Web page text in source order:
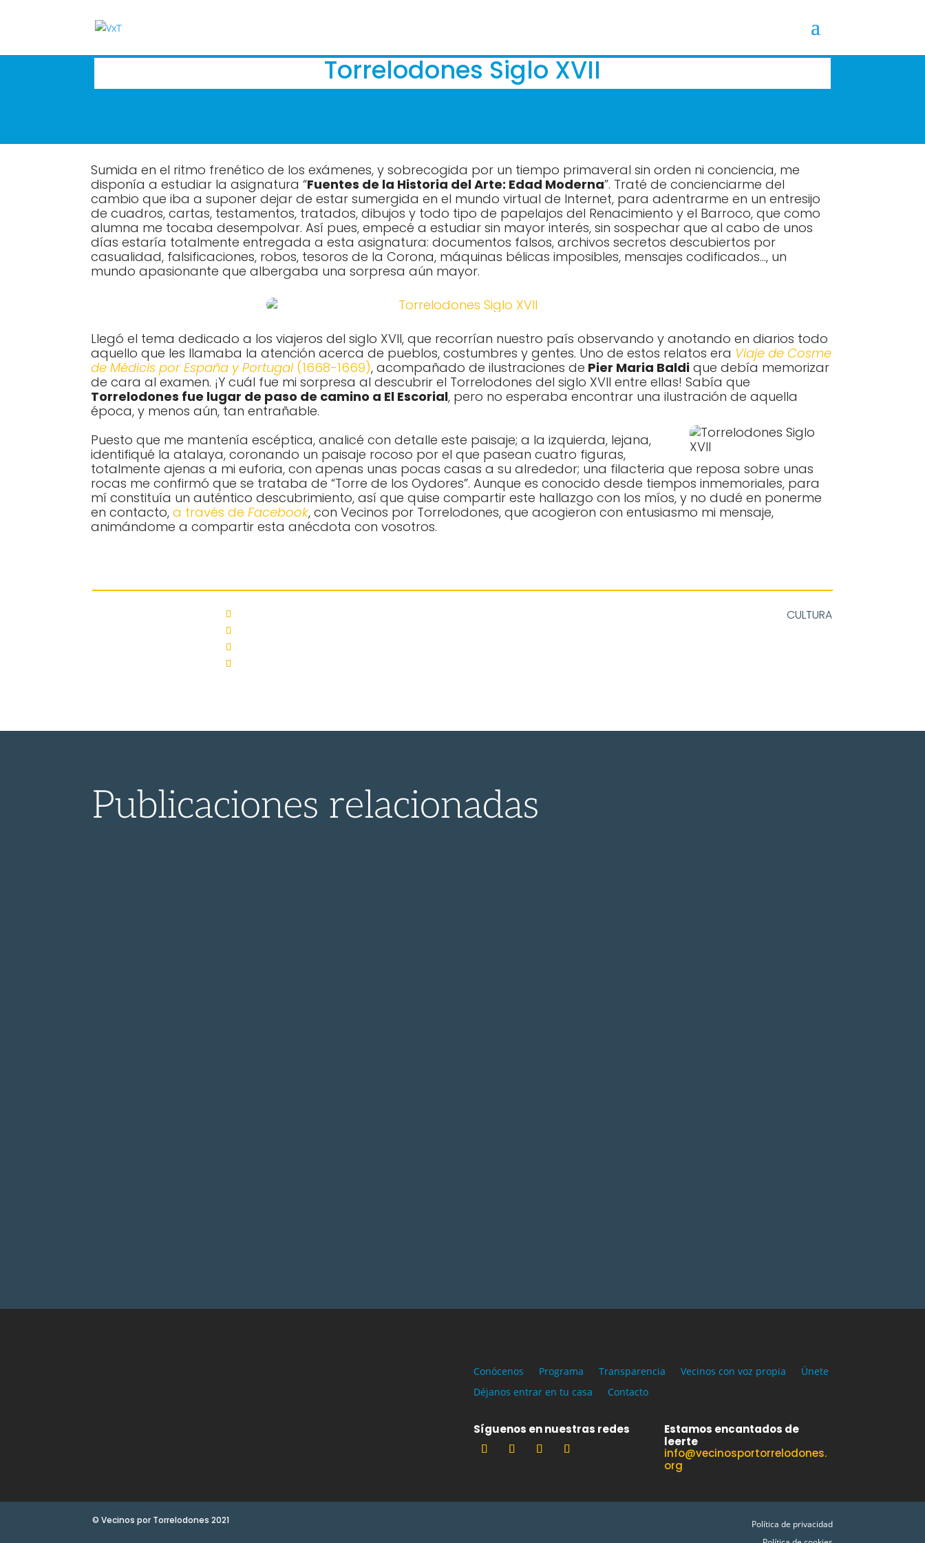
Torrelodones Siglo XVII
Sumida en el ritmo frenético de los exámenes, y sobrecogida por un tiempo primaveral sin orden ni conciencia, me
disponía a estudiar la asignatura “Fuentes de la Historia del Arte: Edad Moderna”. Traté de concienciarme del
cambio que iba a suponer dejar de estar sumergida en el mundo virtual de Internet, para adentrarme en un entresijo
de cuadros, cartas, testamentos, tratados, dibujos y todo tipo de papelajos del Renacimiento y el Barroco, que como
alumna me tocaba desempolvar. Así pues, empecé a estudiar sin mayor interés, sin sospechar que al cabo de unos
días estaría totalmente entregada a esta asignatura: documentos falsos, archivos secretos descubiertos por
casualidad, falsificaciones, robos, tesoros de la Corona, máquinas bélicas imposibles, mensajes codificados…, un
mundo apasionante que albergaba una sorpresa aún mayor.
Llegó el tema dedicado a los viajeros del siglo XVII, que recorrían nuestro país observando y anotando en diarios todo
aquello que les llamaba la atención acerca de pueblos, costumbres y gentes. Uno de estos relatos era Viaje de Cosme
de Médicis por España y Portugal (1668-1669), acompañado de ilustraciones de Pier Maria Baldi que debía memorizar
de cara al examen. ¡Y cuál fue mi sorpresa al descubrir el Torrelodones del siglo XVII entre ellas! Sabía que
Torrelodones fue lugar de paso de camino a El Escorial, pero no esperaba encontrar una ilustración de aquella
época, y menos aún, tan entrañable.
Puesto que me mantenía escéptica, analicé con detalle este paisaje; a la izquierda, lejana,
identifiqué la atalaya, coronando un paisaje rocoso por el que pasean cuatro figuras,
totalmente ajenas a mi euforia, con apenas unas pocas casas a su alrededor; una filacteria que reposa sobre unas
rocas me confirmó que se trataba de “Torre de los Oydores”. Aunque es conocido desde tiempos inmemoriales, para
mí constituía un auténtico descubrimiento, así que quise compartir este hallazgo con los míos, y no dudé en ponerme
en contacto, a través de Facebook, con Vecinos por Torrelodones, que acogieron con entusiasmo mi mensaje,
animándome a compartir esta anécdota con vosotros.
CULTURA
Publicaciones relacionadas
Conócenos Programa Transparencia Vecinos con voz propia
Únete
Déjanos entrar en tu casa
Contacto
Síguenos en nuestras redes
Estamos encantados de
leerte
info@vecinosportorrelodones.
org
© Vecinos por Torrelodones 2021
Política de privacidad